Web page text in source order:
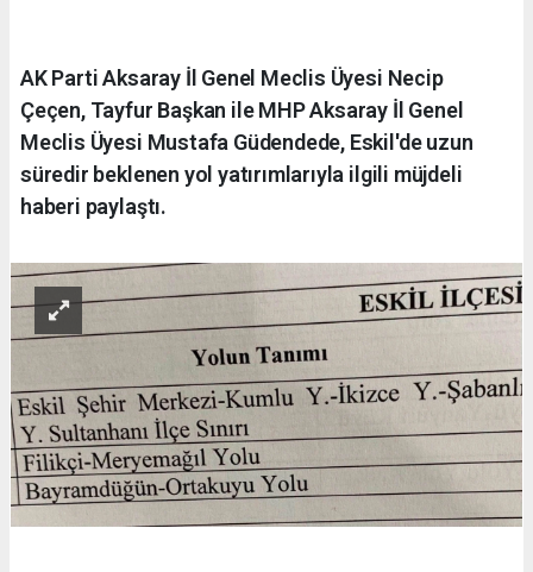
AK Parti Aksaray İl Genel Meclis Üyesi Necip
Çeçen, Tayfur Başkan ile MHP Aksaray İl Genel
Meclis Üyesi Mustafa Güdendede, Eskil'de uzun
süredir beklenen yol yatırımlarıyla ilgili müjdeli
haberi paylaştı.